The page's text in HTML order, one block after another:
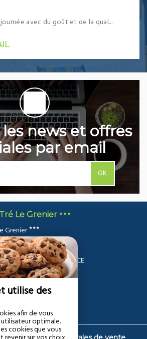
utilise des
afin de vous
optimale.
cookies que vous
avec du goût et de la qual...
les news et offres
par email
OK
Tré Le Grenier
Grenier
De La Laurende,
Tré Le Grenier,
LES MOUSSIERES - FRANCE
+33 7 69 68 07 48
Contacter par email